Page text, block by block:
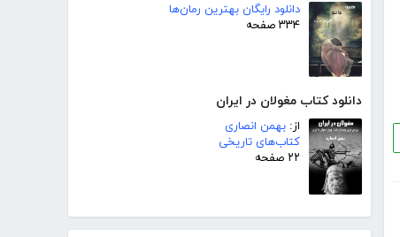
دانلود رایگان بهترین رمان‌ها
۳۳۴ صفحه
دانلود کتاب مغولان در ایران
از: بهمن انصاری
کتاب‌های تاریخی
۲۲ صفحه